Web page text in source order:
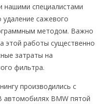
нашими специалистами
сажевого
методом. Важно
этой работы существенно
затраты на
фильтра.
производились с
автомобилях BMW пятой